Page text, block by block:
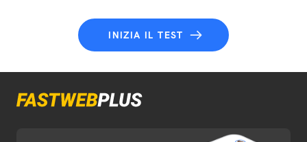
INIZIA IL TEST